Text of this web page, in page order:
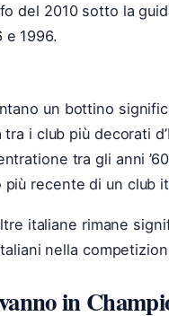
del 2010 sotto la
e 1996.
un bottino
i club più decorati
tra gli anni
recente di un club
italiane rimane
nella
in